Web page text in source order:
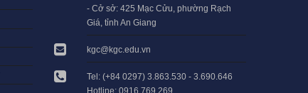
- Cở sở: 425 Mạc Cửu, phường Rạch
Giá, tỉnh An Giang
kgc@kgc.edu.vn
Tel: (+84 0297) 3.863.530 - 3.690.646
Hotline: 0916.769.269